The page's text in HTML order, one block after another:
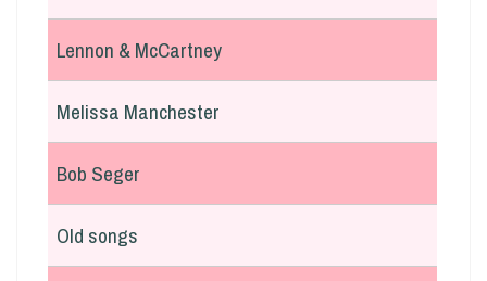
Lennon & McCartney
Melissa Manchester
Bob Seger
Old songs